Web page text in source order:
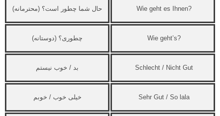
Wie geht es Ihnen? حال شما چطور است؟ (محترمانه)
Wie geht’s? چطوری؟ (دوستانه)
Schlecht / Nicht Gut بد / خوب نیستم
Sehr Gut / So lala خیلی خوب / خوبم